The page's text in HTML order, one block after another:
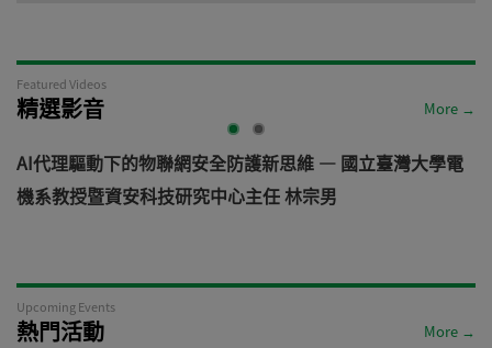
Featured Videos
精選影音 More →
AI代理驅動下的物聯網安全防護新思維 — 國立臺灣大學電
機系教授暨資安科技研究中心主任 林宗男
Upcoming Events
熱門活動 More →